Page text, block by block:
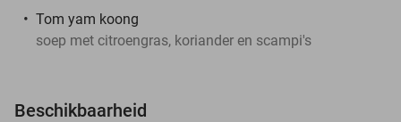
Tom yam koong
soep met citroengras, koriander en scampi's
Beschikbaarheid